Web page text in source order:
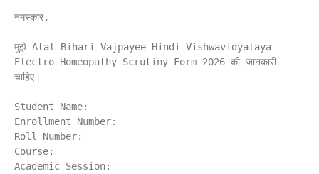
नमस्कार,
मुझे Atal Bihari Vajpayee Hindi Vishwavidyalaya
Electro Homeopathy Scrutiny Form 2026 की जानकारी
चाहिए।
Student Name:
Enrollment Number:
Roll Number:
Course:
Academic Session: